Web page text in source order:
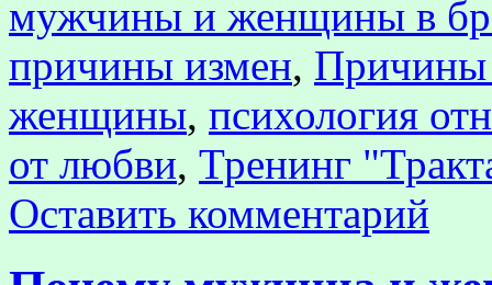
мужчины и женщины в
причины измен, Причины
женщины, психология
от любви, Тренинг
Оставить комментарий